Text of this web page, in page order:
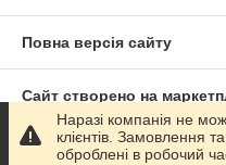
Повна версія сайту
Сайт створено на
Політика
Наразі компанія не
клієнтів. Замовлення
оброблені в робочий